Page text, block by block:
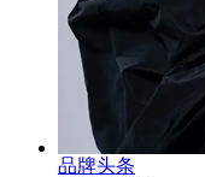
品牌头条